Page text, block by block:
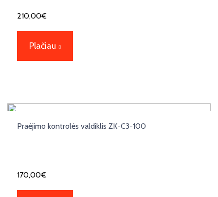
210,00€
Plačiau
Praėjimo kontrolės valdiklis ZK-C3-100
170,00€